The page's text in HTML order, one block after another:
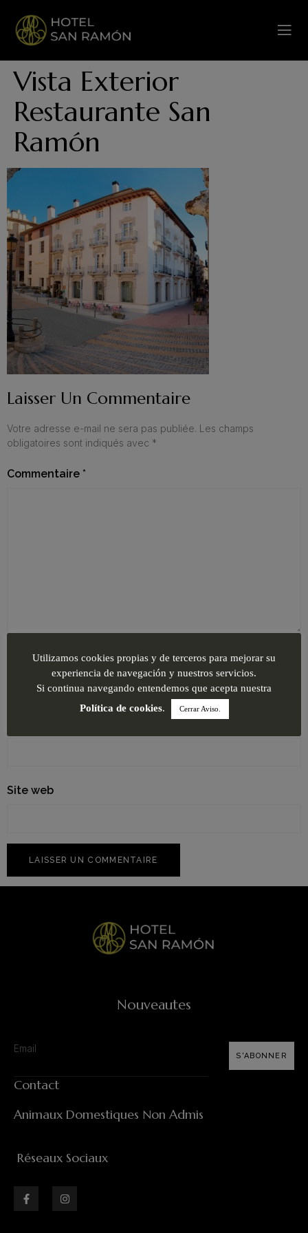
Vista Exterior
Restaurante San
Ramón
Laisser Un Commentaire
Votre adresse e-mail ne sera pas publiée. Les champs
obligatoires sont indiqués avec *
Commentaire *
Nom*
Site web
Nouveautes
S'ABONNER
Contact
Animaux Domestiques Non Admis
Réseaux Sociaux
Utilizamos cookies propias y de terceros para mejorar su
experiencia de navegación y nuestros servicios.
Si continua navegando entendemos que acepta nuestra
Política de cookies. Cerrar Aviso.